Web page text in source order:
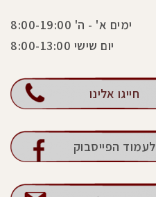
ימים א' - ה' 8:00-19:00
יום שישי 8:00-13:00
חייגו אלינו
לעמוד הפייסבוק